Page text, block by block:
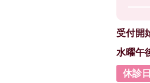
受付開
水曜午
休診日